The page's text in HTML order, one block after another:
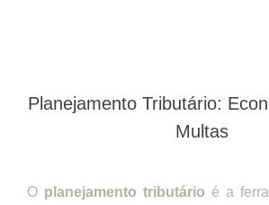
Planejamento Tributário:
Multas
O planejamento tributário é a